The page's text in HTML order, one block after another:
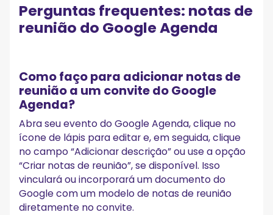
Perguntas frequentes: notas de
reunião do Google Agenda
Como faço para adicionar notas de
reunião a um convite do Google
Agenda?
Abra seu evento do Google Agenda, clique no
ícone de lápis para editar e, em seguida, clique
no campo “Adicionar descrição” ou use a opção
“Criar notas de reunião”, se disponível. Isso
vinculará ou incorporará um documento do
Google com um modelo de notas de reunião
diretamente no convite.